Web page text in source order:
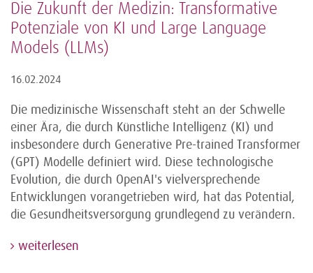
Die Zukunft der Medizin: Transformative
Potenziale von KI und Large Language
Models (LLMs)
16.02.2024
Die medizinische Wissenschaft steht an der Schwelle
einer Ära, die durch Künstliche Intelligenz (KI) und
insbesondere durch Generative Pre-trained Transformer
(GPT) Modelle definiert wird. Diese technologische
Evolution, die durch OpenAI's vielversprechende
Entwicklungen vorangetrieben wird, hat das Potential,
die Gesundheitsversorgung grundlegend zu verändern.
weiterlesen